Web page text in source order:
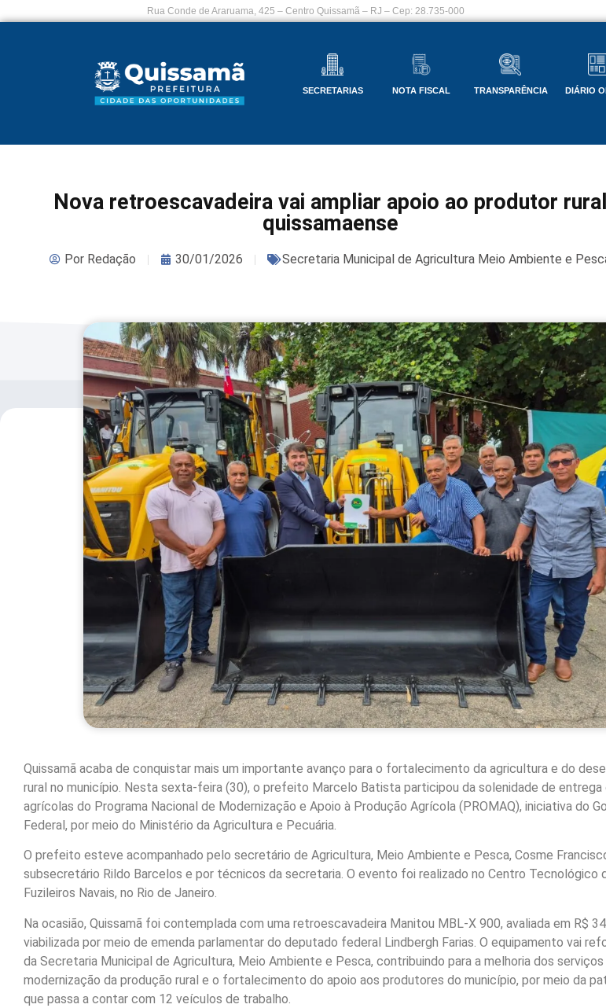
Rua Conde de Araruama, 425 – Centro Quissamã – RJ – Cep: 28.735-000
SECRETARIAS NOTA FISCAL TRANSPARÊNCIA DIÁRIO
Nova retroescavadeira vai ampliar apoio ao produtor rural
quissamaense
Por Redação 30/01/2026 Secretaria Municipal de Agricultura Meio Ambiente e
Quissamã acaba de conquistar mais um importante avanço para o fortalecimento da agricultura e do
rural no município. Nesta sexta-feira (30), o prefeito Marcelo Batista participou da solenidade de entrega
agrícolas do Programa Nacional de Modernização e Apoio à Produção Agrícola (PROMAQ), iniciativa do
Federal, por meio do Ministério da Agricultura e Pecuária.
O prefeito esteve acompanhado pelo secretário de Agricultura, Meio Ambiente e Pesca, Cosme
subsecretário Rildo Barcelos e por técnicos da secretaria. O evento foi realizado no Centro Tecnológico
Fuzileiros Navais, no Rio de Janeiro.
Na ocasião, Quissamã foi contemplada com uma retroescavadeira Manitou MBL-X 900, avaliada em R$
viabilizada por meio de emenda parlamentar do deputado federal Lindbergh Farias. O equipamento vai
da Secretaria Municipal de Agricultura, Meio Ambiente e Pesca, contribuindo para a melhoria dos serviços
modernização da produção rural e o fortalecimento do apoio aos produtores do município, por meio da
que passa a contar com 12 veículos de trabalho.